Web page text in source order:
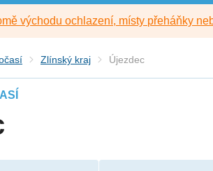
východu ochlazení, místy přeháňky
Zlínský kraj Újezdec